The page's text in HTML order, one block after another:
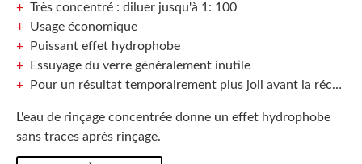
Très concentré : diluer jusqu'à 1: 100
Usage économique
Puissant effet hydrophobe
Essuyage du verre généralement inutile
Pour un résultat temporairement plus joli avant la réception
L'eau de rinçage concentrée donne un effet hydrophobe
sans traces après rinçage.